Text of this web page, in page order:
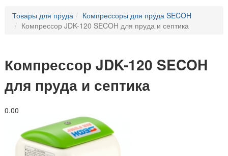
Товары для пруда
Компрессоры для пруда SECOH
Компрессор JDK-120 SECOH для пруда и септика
Компрессор JDK-120 SECOH
для пруда и септика
0.00